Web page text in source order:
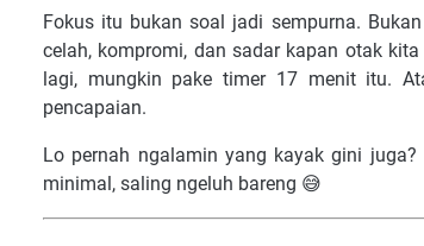
Fokus itu bukan soal jadi sempurna.
celah, kompromi, dan sadar kapan otak
lagi, mungkin pake timer 17 menit itu.
pencapaian.
Lo pernah ngalamin yang kayak gini
minimal, saling ngeluh bareng 😅